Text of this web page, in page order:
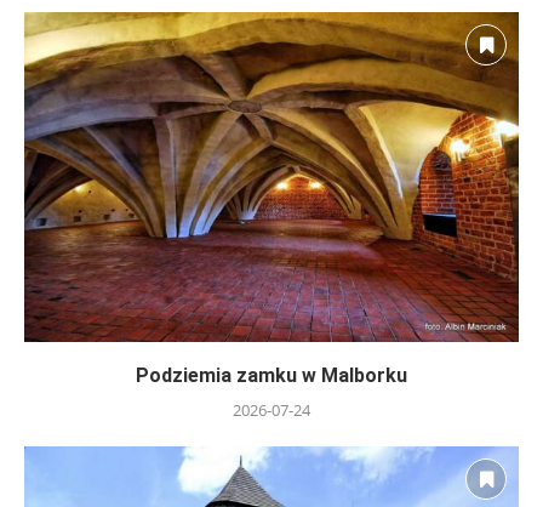
Podziemia zamku w Malborku
2026-07-24